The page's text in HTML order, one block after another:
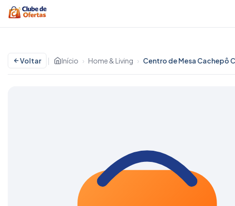
Voltar | Início › Home & Living ›